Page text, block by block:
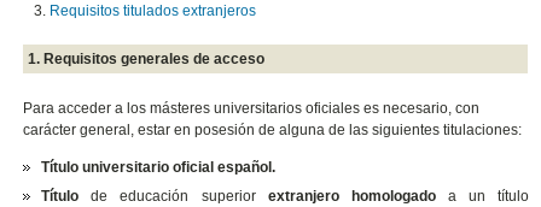
Requisitos titulados extranjeros
1. Requisitos generales de acceso
Para acceder a los másteres universitarios oficiales es necesario, con
carácter general, estar en posesión de alguna de las siguientes titulaciones:
Título universitario oficial español.
Título de educación superior extranjero homologado a un título